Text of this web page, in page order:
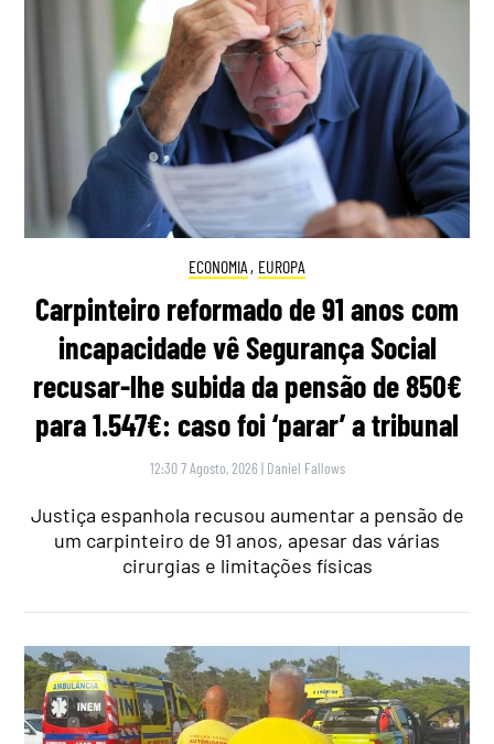
ECONOMIA , EUROPA
Carpinteiro reformado de 91 anos com
incapacidade vê Segurança Social
recusar-lhe subida da pensão de 850€
para 1.547€: caso foi ‘parar’ a tribunal
12:30 7 Agosto, 2026 | Daniel Fallows
Justiça espanhola recusou aumentar a pensão de
um carpinteiro de 91 anos, apesar das várias
cirurgias e limitações físicas